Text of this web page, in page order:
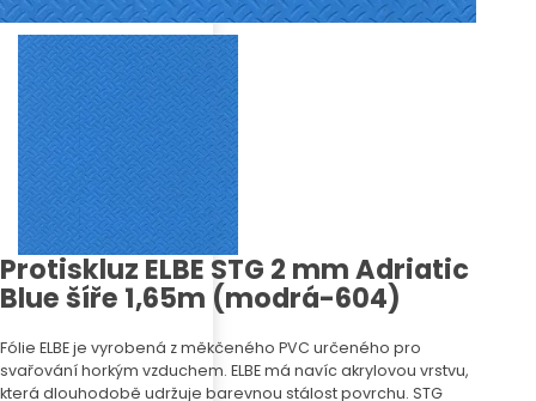
Protiskluz ELBE STG 2 mm Adriatic
Blue šíře 1,65m (modrá-604)
Fólie ELBE je vyrobená z měkčeného PVC určeného pro
svařování horkým vzduchem. ELBE má navíc akrylovou vrstvu,
která dlouhodobě udržuje barevnou stálost povrchu. STG